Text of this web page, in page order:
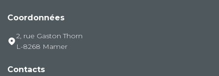
Coordonnées
2, rue Gaston Thorn
L-8268 Mamer
Contacts